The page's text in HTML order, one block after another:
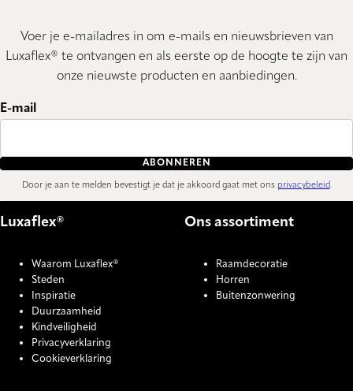
Voer je e-mailadres in om e-mails en nieuwsbrieven van
Luxaflex® te ontvangen en als eerste op de hoogte te zijn van
onze nieuwste producten en aanbiedingen.
E-mail
ABONNEREN
Door je aan te melden bevestigt je dat je akkoord gaat met ons privacybeleid.
Luxaflex®
Waarom Luxaflex®
Steden
Inspiratie
Duurzaamheid
Kindveiligheid
Privacyverklaring
Cookieverklaring
Ons assortiment
Raamdecoratie
Horren
Buitenzonwering